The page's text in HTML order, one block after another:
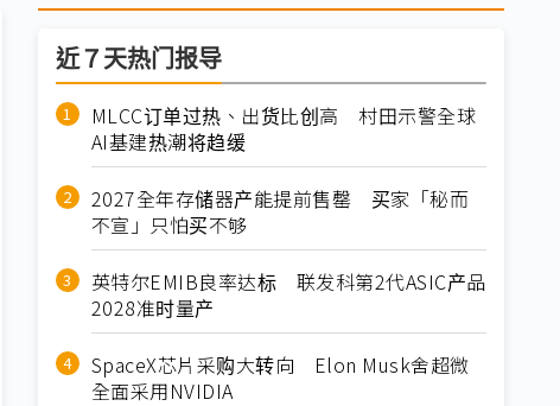
近７天热门报导
MLCC订单过热、出货比创高 村田示警全球
AI基建热潮将趋缓
2027全年存储器产能提前售罄 买家「秘而
不宣」只怕买不够
英特尔EMIB良率达标 联发科第2代ASIC产品
2028准时量产
SpaceX芯片采购大转向 Elon Musk舍超微
全面采用NVIDIA